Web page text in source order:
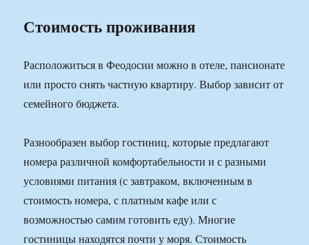
Стоимость проживания
Расположиться в Феодосии можно в отеле, пансионате
или просто снять частную квартиру. Выбор зависит от
семейного бюджета.
Разнообразен выбор гостиниц, которые предлагают
номера различной комфортабельности и с разными
условиями питания (с завтраком, включенным в
стоимость номера, с платным кафе или с
возможностью самим готовить еду). Многие
гостиницы находятся почти у моря. Стоимость